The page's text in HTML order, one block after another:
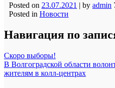
Posted on 23.07.2021 | by admin
Posted in Новости
Навигация по
Скоро выборы!
В Волгоградской области
жителям в колл-центрах